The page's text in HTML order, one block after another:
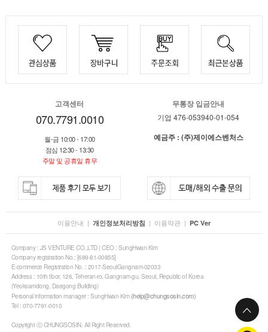
고객센터
070.7791.0010
월-금 10:00 - 17:00
점심 12:30 - 13:30
주말 및 공휴일 휴무
무통장 입금안내
기업 476-053940-01-054
예금주 : (주)제이에스벤처스
이용안내 | 개인정보처리방침 | 이용약관 | PC Ver
Company : JS VENTURE CO.,LTD | CEO : SungHwan Kim
Company registration No.: [689-81-00855]
E-commerce Registration No. : 2017-SeoulGangnam-02033
Address : 10th floor, 126, Teheran-ro, Gangnam-gu, Seoul, Republic of Korea
(Yeoksamdong, Daegong Building)
Personal information manager : SungHwan Kim (help@chungsosin.com)
Tel : 070-7791-0010
Copyright ⓒ CHUNGSOSIN. All Right Reserved.